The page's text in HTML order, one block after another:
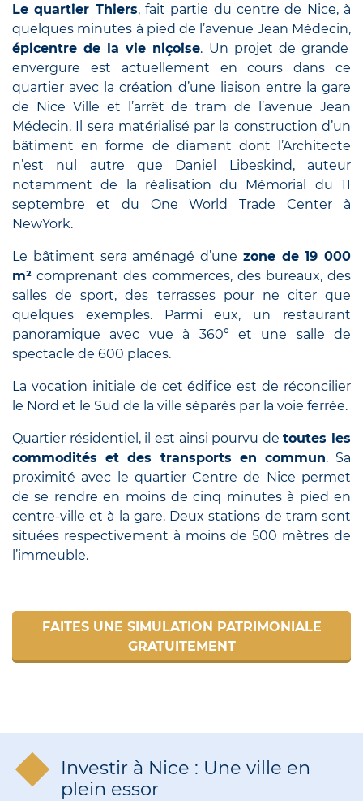
Le quartier Thiers, fait partie du centre de Nice, à
quelques minutes à pied de l’avenue Jean Médecin,
épicentre de la vie niçoise. Un projet de grande
envergure est actuellement en cours dans ce
quartier avec la création d’une liaison entre la gare
de Nice Ville et l’arrêt de tram de l’avenue Jean
Médecin. Il sera matérialisé par la construction d’un
bâtiment en forme de diamant dont l’Architecte
n’est nul autre que Daniel Libeskind, auteur
notamment de la réalisation du Mémorial du 11
septembre et du One World Trade Center à
NewYork.
Le bâtiment sera aménagé d’une zone de 19 000
m² comprenant des commerces, des bureaux, des
salles de sport, des terrasses pour ne citer que
quelques exemples. Parmi eux, un restaurant
panoramique avec vue à 360° et une salle de
spectacle de 600 places.
La vocation initiale de cet édifice est de réconcilier
le Nord et le Sud de la ville séparés par la voie ferrée.
Quartier résidentiel, il est ainsi pourvu detoutes les
commodités et des transports en commun. Sa
proximité avec le quartier Centre de Nice permet
de se rendre en moins de cinq minutes à pied en
centre-ville et à la gare. Deux stations de tram sont
situées respectivement à moins de 500 mètres de
l’immeuble.
FAITES UNE SIMULATION PATRIMONIALE
GRATUITEMENT
Investir à Nice : Une ville en
plein essor